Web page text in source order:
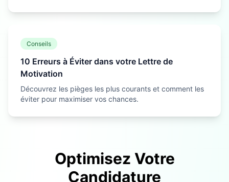
Conseils
10 Erreurs à Éviter dans votre Lettre de
Motivation
Découvrez les pièges les plus courants et comment les
éviter pour maximiser vos chances.
Optimisez Votre
Candidature